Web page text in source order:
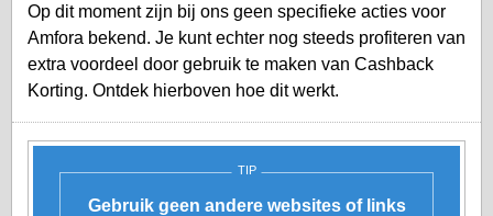
Op dit moment zijn bij ons geen specifieke acties voor
Amfora bekend. Je kunt echter nog steeds profiteren van
extra voordeel door gebruik te maken van Cashback
Korting. Ontdek hierboven hoe dit werkt.
TIP
Gebruik geen andere websites of links